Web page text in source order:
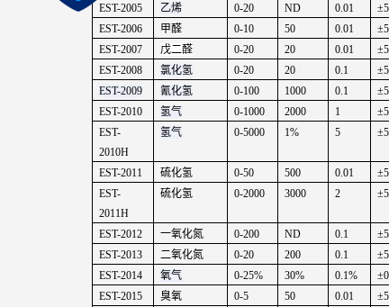
EST-2005
乙烯 0-20 ND 0.01 ±
EST-2006
甲醛 0-10 50 0.01 ±
EST-2007
戊二醛 0-20 20 0.01 ±
EST-2008
氯化氢 0-20 20 0.1 ±
EST-2009
氰化氢 0-100 1000 0.1 ±
EST-2010
氢气 0-1000 2000 1 ±
EST-
2010H
氢气 0-5000 1% 5 ±
EST-2011 硫化氢 0-50 500 0.01 ±
EST-
2011H
硫化氢 0-2000 3000 2 ±
EST-2012 一氧化氮 0-200 ND 0.1 ±
EST-2013
二氧化氮 0-20 200 0.1 ±
EST-2014
氧气 0-25% 30% 0.1% ±
EST-2015
臭氧 0-5 50 0.01 ±